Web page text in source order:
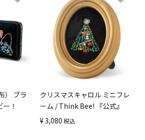
） ブラ
！
クリスマスキャロル ミニフレ
ーム / Think Bee! 『公式』
¥3,080 税込